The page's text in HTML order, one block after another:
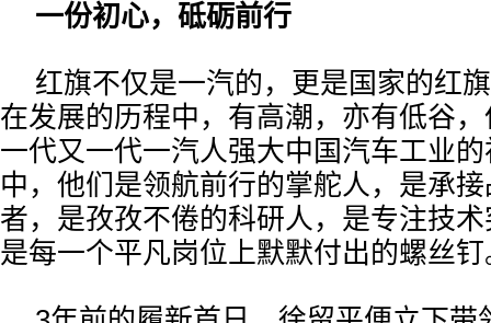
一份初心，砥砺前行
红旗不仅是一汽的，更是国家的红
在发展的历程中，有高潮，亦有低谷
一代又一代一汽人强大中国汽车工业
中，他们是领航前行的掌舵人，是承
者，是孜孜不倦的科研人，是专注技
是每一个平凡岗位上默默付出的螺丝钉